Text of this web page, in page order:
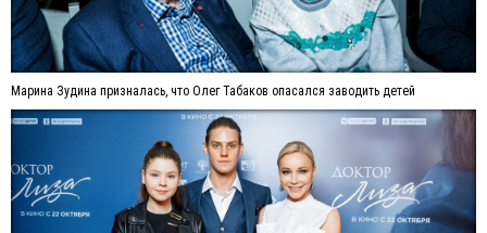
Марина Зудина призналась, что Олег Табаков опасался заводить детей